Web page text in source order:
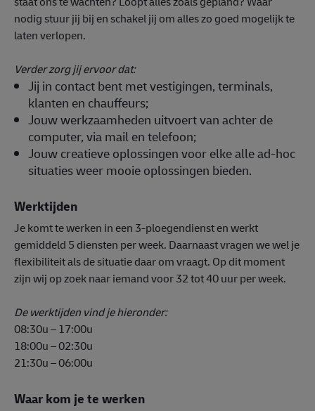
nodig stuur jij bij en schakel jij om alles zo goed mogelijk te
laten verlopen.
Verder zorg jij ervoor dat:
Jij in contact bent met vestigingen, terminals,
klanten en chauffeurs;
Jouw werkzaamheden uitvoert van achter de
computer, via mail en telefoon;
Jouw creatieve oplossingen voor elke alle ad-hoc
situaties weer mooie oplossingen bieden.
Werktijden
Je komt te werken in een 3-ploegendienst en werkt
gemiddeld 5 diensten per week. Daarnaast vragen we wel je
flexibiliteit als de situatie daar om vraagt. Op dit moment
zijn wij op zoek naar iemand voor 32 tot 40 uur per week.
De werktijden vind je hieronder:
08:30u – 17:00u
18:00u – 02:30u
21:30u – 06:00u
Waar kom je te werken